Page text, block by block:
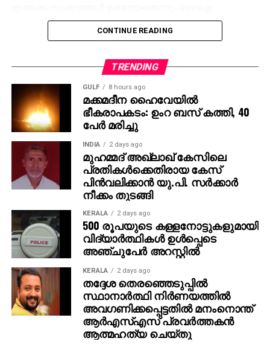
പ്രതികരിച്ചു.
സമീപിക്കണമോ എന്ന് പാര്‍ട്ടി തീരുമാനിക്കുമെന്നും
വൈഷ്ണ വ്യക്തമാക്കി.
അതേസമയം, പരാതിക്കാരനായ ധനേഷ് കുമാര്‍
അയാളുടെ വിലാസത്തില്‍ 20 പേരുടെ വോട്ട്
ചേര്‍ത്തിട്ടുണ്ടെന്ന് ഡിസിസി ഭാരവാഹി മുട്ടട അജിത്
പറഞ്ഞു. മുട്ടട വാര്‍ഡിലെ അഞ്ചാം നമ്പര്‍ ബൂത്തില്‍
ആണ് വോട്ട് ചേര്‍ത്തത്. രണ്ടു മുറി വീട്ടില്‍
എങ്ങനെയാണ് 20 പേര്‍ താമസിക്കുക എന്നും
ഇതിനെതിരെയും കോടതിയെ സമീപിക്കുമെന്നും അജിത്
CONTINUE READING
TRENDING
GULF 8 hours ago
മക്കമദീന ഹൈവേയില്‍
ഭീകരാപകടം: ഉംറ ബസ് കത്തി, 40
പേര്‍ മരിച്ചു
INDIA 2 days ago
മുഹമ്മദ് അഖ്‌ലാഖ് കേസിലെ
പ്രതികള്‍ക്കെതിരായ കേസ്
പിന്‍വലിക്കാന്‍ യു.പി. സര്‍ക്കാര്‍
നീക്കം തുടങ്ങി
KERALA 2 days ago
500 രൂപയുടെ കള്ളനോട്ടുകളുമായി
വിദ്യാര്‍ത്ഥികള്‍ ഉള്‍പ്പെടെ
അഞ്ചുപേര്‍ അറസ്റ്റില്‍
KERALA 2 days ago
തദ്ദേശ തെരഞ്ഞെടുപ്പില്‍
സ്ഥാനാര്‍ത്ഥി നിര്‍ണയത്തില്‍
അവഗണിക്കപ്പെട്ടതില്‍ മനംനൊന്ത്
ആര്‍എസ്എസ് പ്രവര്‍ത്തകന്‍
ആത്മഹത്യ ചെയ്തു